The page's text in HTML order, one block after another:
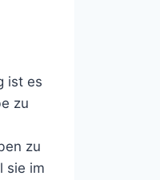
ist es
zu
zu
sie im